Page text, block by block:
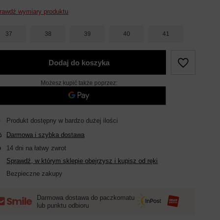
wymiary produktu
37 38 39 40 41
Dodaj do koszyka
Możesz kupić także poprzez:
Produkt dostępny w bardzo dużej ilości
Darmowa i szybka dostawa
14 dni na łatwy zwrot
Sprawdź, w którym sklepie obejrzysz i kupisz od ręki
Bezpieczne zakupy
Darmowa dostawa do paczkomatu
lub punktu odbioru